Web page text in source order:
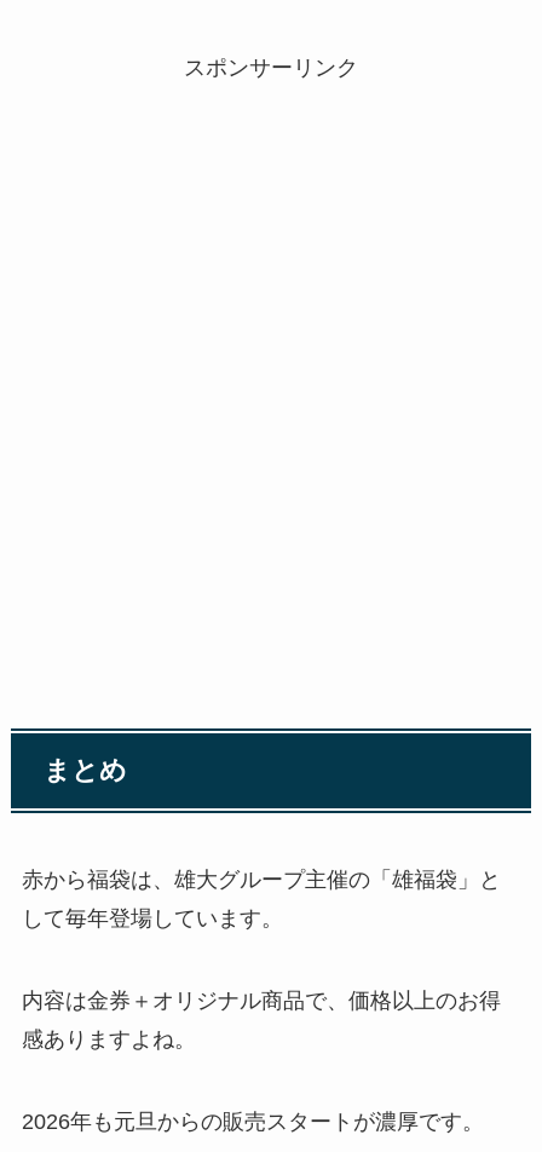
スポンサーリンク
まとめ
赤から福袋は、雄大グループ主催の「雄福袋」と
して毎年登場しています。
内容は金券＋オリジナル商品で、価格以上のお得
感ありますよね。
2026年も元旦からの販売スタートが濃厚です。